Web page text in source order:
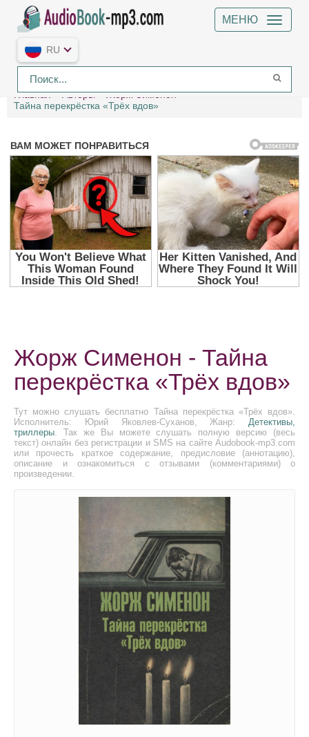
МЕНЮ
RU
Главная Авторы
Жорж Сименон
Тайна перекрёстка «Трёх вдов»
Жорж Сименон - Тайна
перекрёстка «Трёх вдов»
Тут можно слушать бесплатно Тайна перекрёстка «Трёх вдов».
Исполнитель: Юрий Яковлев-Суханов, Жанр: Детективы,
триллеры. Так же Вы можете слушать полную версию (весь
текст) онлайн без регистрации и SMS на сайте Audobook-mp3.com
или прочесть краткое содержание, предисловие (аннотацию),
описание и ознакомиться с отзывами (комментариями) о
произведении.